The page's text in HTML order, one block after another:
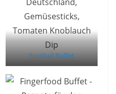
Fussball Buffet